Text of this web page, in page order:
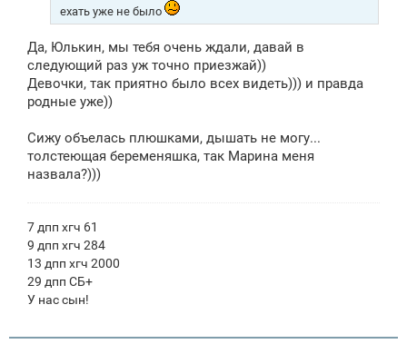
ехать уже не было
Да, Юлькин, мы тебя очень ждали, давай в
следующий раз уж точно приезжай))
Девочки, так приятно было всех видеть))) и правда
родные уже))
Сижу объелась плюшками, дышать не могу...
толстеющая беременяшка, так Марина меня
назвала?)))
7 дпп хгч 61
9 дпп хгч 284
13 дпп хгч 2000
29 дпп СБ+
У нас сын!